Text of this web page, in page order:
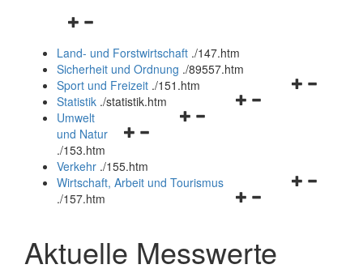
Navigationsmenü
und
schließen
Land- und Forstwirtschaft ./147.htm
Sicherheit und Ordnung ./89557.htm
Navigationsmenü
Sport und Freizeit ./151.htm
Navigationsmenü
Statistik ./statistik.htm
Navigationsmenü
und
schließen
Umwelt
und Natur
./153.htm
Verkehr ./155.htm
Navigationsmenü
schließen
Wirtschaft, Arbeit und Tourismus
./157.htm
Aktuelle Messwerte